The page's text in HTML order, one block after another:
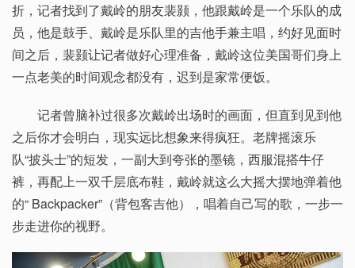
折，记者找到了戴岭的朋友裴颢，他跟戴岭是一个乐队的成
员，他是鼓手、戴岭是乐队里的吉他手兼主唱，约好见面时
间之后，裴颢让记者做好心理准备，戴岭这位美国哥们身上
一点老美的时间观念都没有，迟到是家常便饭。
记者曾脑补过很多次戴岭出场时的画面，但直到见到他
之后你才会明白，现实远比想象来得疯狂。老牌摇滚乐
队“披头士”的短发，一副大到夸张的墨镜，西服混搭牛仔
裤，再配上一双千层底布鞋，戴岭就这么大摇大摆地弹着他
的“ Backpacker”（背包客吉他），唱着自己写的歌，一步一
步走进你的视野。